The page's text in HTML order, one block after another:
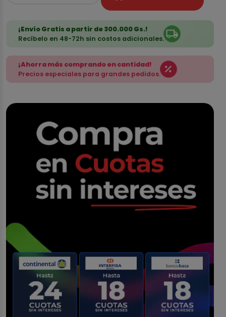
¡Envío Gratis a partir de 300.000 Gs.!
Recíbelo en 48-72h sin costos adicionales.
¡Ahorra más comprando en cantidad!
Precios especiales para grandes pedidos.